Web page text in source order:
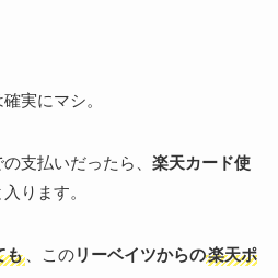
実にマシ。
支払いだったら、 楽天カード使
ります。
も、このリーベイツからの楽天ポ